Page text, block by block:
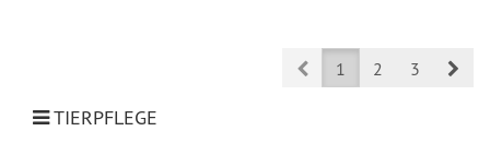
Prev1 2 3
TIERPFLEGE